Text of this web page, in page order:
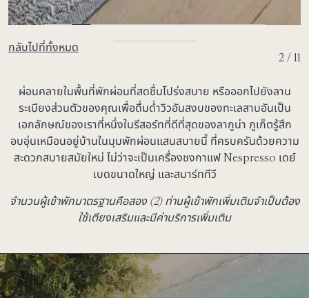
กลับไปที่ทั้งหมด
2 / 11
ผ่อนคลายในพื้นที่พักผ่อนที่สดชื่นโปร่งสบาย หรือออกไปยังลาน
ระเบียงส่วนตัวของคุณเพื่อดื่มด่ำวิวอันสงบของทะเลสาบอันเป็น
เอกลักษณ์ของเราที่หนึ่งในรีสอร์ทที่ดีที่สุดของลากูน่า ภูเก็ตรู้สึก
อบอุ่นเหมือนอยู่บ้านในมุมพักผ่อนแสนสบายนี้ ที่ครบครันด้วยความ
สะดวกสบายสมัยใหม่ ไม่ว่าจะเป็นเครื่องชงกาแฟ Nespresso เดย์
เบดขนาดใหญ่ และสมาร์ททีวี
จำนวนผู้เข้าพักมาตรฐานคือสอง (2) ท่านผู้เข้าพักเพิ่มเติมจำเป็นต้อง
ใช้เตียงเสริมและมีค่าบริการเพิ่มเติม